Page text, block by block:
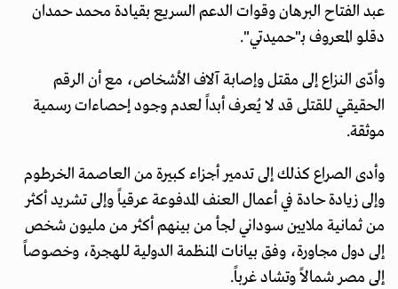
عبد الفتاح البرهان وقوات الدعم السريع بقيادة محمد حمدان
دقلو المعروف بـ"حميدتي".
وأدّى النزاع إلى مقتل وإصابة آلاف الأشخاص، مع أن الرقم
الحقيقي للقتلى قد لا يُعرف أبداً لعدم وجود إحصاءات رسمية
موثقة.
وأدى الصراع كذلك إلى تدمير أجزاء كبيرة من العاصمة الخرطوم
وإلى زيادة حادة في أعمال العنف المدفوعة عرقياً وإلى تشريد أكثر
من ثمانية ملايين سوداني لجأ من بينهم أكثر من مليون شخص
إلى دول مجاورة، وفق بيانات المنظمة الدولية للهجرة، وخصوصاً
إلى مصر شمالاً وتشاد غرباً.